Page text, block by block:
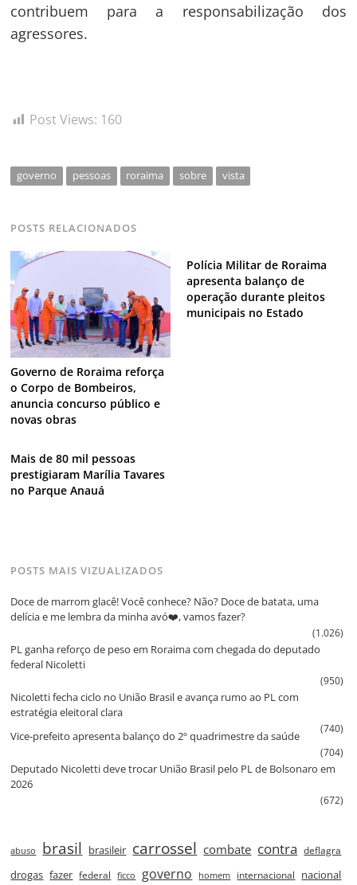
contribuem para a responsabilização dos
agressores.
Post Views: 160
governo pessoas roraima sobre vista
POSTS RELACIONADOS
Governo de Roraima reforça
o Corpo de Bombeiros,
anuncia concurso público e
novas obras
Polícia Militar de Roraima
apresenta balanço de
operação durante pleitos
municipais no Estado
Mais de 80 mil pessoas
prestigiaram Marília Tavares
no Parque Anauá
POSTS MAIS VIZUALIZADOS
Doce de marrom glacê! Você conhece? Não? Doce de batata, uma
delícia e me lembra da minha avó❤️, vamos fazer?
(1.026)
PL ganha reforço de peso em Roraima com chegada do deputado
federal Nicoletti
(950)
Nicoletti fecha ciclo no União Brasil e avança rumo ao PL com
estratégia eleitoral clara
(740)
Vice‑prefeito apresenta balanço do 2º quadrimestre da saúde
(704)
Deputado Nicoletti deve trocar União Brasil pelo PL de Bolsonaro em
2026
(672)
abuso brasil brasileir carrossel combate contra deflagra
drogas fazer federal ficco governo homem internacional nacional